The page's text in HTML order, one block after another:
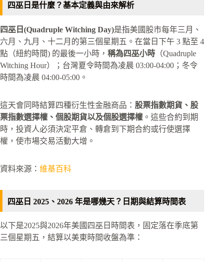
四巫日是什麼？基本定義與由來解析
四巫日(Quadruple Witching Day)是指美國股市每年三月、
六月、九月、十二月的第三個星期五。在當日下午 3 點至 4
點（紐約時間) 的最後一小時， 稱為四巫小時 （Quadruple
Witching Hour）；台灣夏令時間為凌晨 03:00-04:00；冬令
時間為凌晨 04:00-05:00。
這天會同時結算四種衍生性金融商品： 股票指數期貨、股
票指數選擇權、個股期貨以及個股選擇權 。這些合約到期
時，投資人必須決定平倉、轉倉到下期合約或行使選擇
權，使市場交易活動大增。​
資料來源： 維基百科
四巫日 2025、2026 年是哪幾天？日期與結算時間表
以下是2025與2026年美國四巫日時間表，固定落在季底第
三個星期五，結算以美東時間收盤為準：